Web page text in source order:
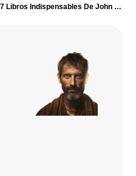
7 Libros Indispensables De John Stott Que Debes Leer